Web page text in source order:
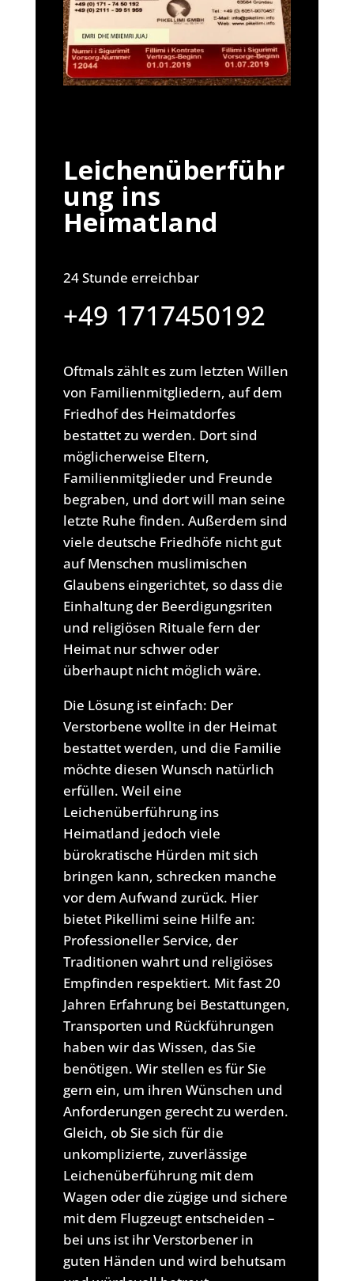
Leichenüberführ
ung ins
Heimatland
24 Stunde erreichbar
+49 1717450192
Oftmals zählt es zum letzten Willen
von Familienmitgliedern, auf dem
Friedhof des Heimatdorfes
bestattet zu werden. Dort sind
möglicherweise Eltern,
Familienmitglieder und Freunde
begraben, und dort will man seine
letzte Ruhe finden. Außerdem sind
viele deutsche Friedhöfe nicht gut
auf Menschen muslimischen
Glaubens eingerichtet, so dass die
Einhaltung der Beerdigungsriten
und religiösen Rituale fern der
Heimat nur schwer oder
überhaupt nicht möglich wäre.
Die Lösung ist einfach: Der
Verstorbene wollte in der Heimat
bestattet werden, und die Familie
möchte diesen Wunsch natürlich
erfüllen. Weil eine
Leichenüberführung ins
Heimatland jedoch viele
bürokratische Hürden mit sich
bringen kann, schrecken manche
vor dem Aufwand zurück. Hier
bietet Pikellimi seine Hilfe an:
Professioneller Service, der
Traditionen wahrt und religiöses
Empfinden respektiert. Mit fast 20
Jahren Erfahrung bei Bestattungen,
Transporten und Rückführungen
haben wir das Wissen, das Sie
benötigen. Wir stellen es für Sie
gern ein, um ihren Wünschen und
Anforderungen gerecht zu werden.
Gleich, ob Sie sich für die
unkomplizierte, zuverlässige
Leichenüberführung mit dem
Wagen oder die zügige und sichere
mit dem Flugzeugt entscheiden –
bei uns ist ihr Verstorbener in
guten Händen und wird behutsam